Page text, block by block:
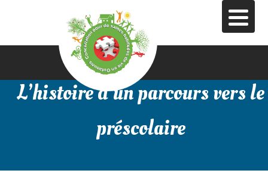
L’histoire d’un parcours vers le
préscolaire